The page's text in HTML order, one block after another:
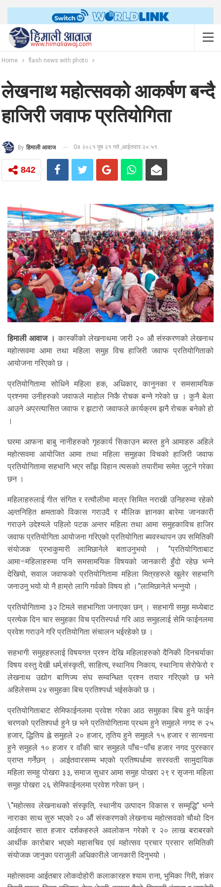
Home flash news with photo
लेखनाथ महोत्सवको आकर्षण बन्दै
हाजिरी जवाफ प्रतियोगिता
By हिमाली आवाज On २०८१ पुष २१ गते ,आईतवार २०:५१
842
हिमाली आवाज । कास्कीको लेखनाथमा जारी २० औ संस्करणको लेखनाथ
महोत्सवमा आमा तथा महिला समुह विच हाजिरी जवाफ प्रतियोगिताको
आयोजना गरिएको छ ।
प्रतियोगितामा सोधिने महिला हक, अधिकार, कानुनका र समसामयिक
प्रश्नमा उनीहरुको जवाफले माहोल निकै रोचक बन्ने गरेको छ । कुनै बेला
आउने अप्रत्यासित जवाफ र झटारो जवाफले कार्यक्रम झनै रोचक बनेको हो
।
घरमा आफना बाबु नानीहरुको गृहकार्य सिकाउन ब्यस्त हुने आमाहरु अहिले
महोत्सवमा आयोजित आमा तथा महिला समुहका विचको हाजिरी जवाफ
प्रतियोगितामा सहभागि भएर साँझ विहान त्यसको तयारीमा समेत जुट्ने गरेका
छन ।
महिलाहरुलाई गीत संगित र रत्यौलीमा मात्र सिमित नराखी उनिहरुमा रहेको
अन्र्तनिहित क्षमताको विकास गराउदै र मौलिक ज्ञानका बारेमा जानकारी
गराउने उदेश्यले पहिलो पटक अन्तर महिला तथा आमा समुहकाविच हाजिर
जवाफ प्रतियोगिता आयोजना गरिएको प्रतियोगिता ब्यवस्थापन उप समितिकी
संयोजक प्रभाकुमारी लामिछानेले बताउनुभयो । “प्रतियोगिताबाट
आमा÷महिलाहरुमा पनि समसामयिक विषयको जानकारी हुँदो रहेछ भन्ने
देखियो, सवाल जवाफको प्रतियोगितामा महिला मित्रहरुले खुलेर सहभागि
जनाउनु भयो यो नै हाम्रो लागि गर्वको विषय हो ।”लामिछानेले भन्नुयो ।
प्रतियोगितामा ३२ टिमले सहभागिता जनाएका छन् । सहभागी समुह मध्येबाट
प्रत्येक दिन चार समुहका विच प्रतिस्पर्धा गरि आठ समुहलाई सेमि फाईनलमा
प्रवेश गराउने गरि प्रतियोगिता संचालन भईरहेको छ ।
सहभागी समुहहरुलाई विषयगत प्रश्न देखि महिलाहरुको दैनिकी दिनचर्याका
विषय वस्तु देखी धर्म,संस्कृती, साहित्य, स्थानिय निकाय, स्थानिाय सेरोफेरो र
लेखनाथ उद्योग बाणिज्य संघ सम्वन्धित प्रश्न तयार गरिएको छ भने
अहिलेसम्म २४ समुहका बिच प्रतिश्पर्धा भईसकेको छ ।
प्रतियोगिताबाट सेमिफाईनलमा प्रवेश गरेका आठ समुहका बिच हुने फाईन
चरणको प्रतिश्पर्धा हुने छ भने प्रतियोगितामा प्रथम हुने समुहले नगद रु २५
हजार, द्धितिय ह्ने समुहले २० हजार, तृतिय हुने समुहले १५ हजार र सान्त्वना
हुने समुहले १० हजार र वाँकी चार समुहले पाँच÷पाँच हजार नगद पुरस्कार
प्राप्त गर्नेछन् । आईतवारसम्म भएको प्रतिष्पर्धामा सरस्वती सामुदायिक
महिला समहु पोखरा ३३, समाज सुधार आमा समुह पोखरा २९ र सृजना महिला
समुह पोखरा २६ सेमिफाईनलमा प्रवेश गरेका छन् ।
\‘‘महोत्सव लेखनाथको संस्कृति, स्थानीय उत्पादन विकास र सम्मृद्धि’’ भन्ने
नाराका साथ सुरु भएको २० औं संस्करणको लेखनाथ महोत्सवको चौथो दिन
आईतवार सात हजार दर्शकहरुले अवलोकन गरेको र २० लाख बराबरको
आर्थीक कारोबार भएको महासचिव एवं महोत्सव प्रचार प्रसार समितिकी
संयोजक जानुका पराजुली अधिकारीले जानकारी दिनुभयो ।
महोत्सवमा आईतबार लोकदोहोरी कलाकारहरु श्याम राना, भुमिका गिरी, शंकर